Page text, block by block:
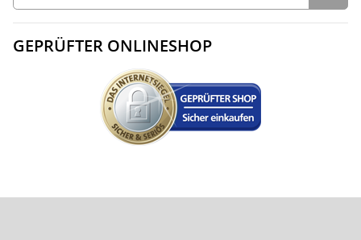
Fritz!Box Cable Router
Netzwerk Deluxe Premium
Verbinder 1-25 Meter
LAN Kabel RJ45
GEPRÜFTER ONLINESHOP